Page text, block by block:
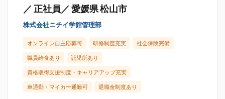
／ 正社員／ 愛媛県 松山市
株式会社ニチイ学館管理部
オンライン自主応募可 研修制度充実 社会保険完備
職員給食あり 託児所あり
資格取得支援制度・キャリアアップ充実
車通勤・マイカー通勤可 退職金制度あり